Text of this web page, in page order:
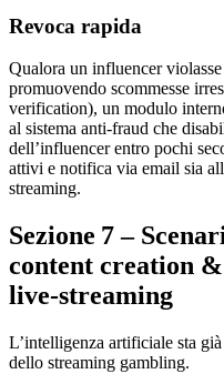
Revoca rapida
Qualora un influencer
promuovendo scommesse
verification), un modulo
al sistema anti‑fraud che
dell’influencer entro pochi
attivi e notifica via email sia
streaming.
Sezione 7 –
content creation
live‑streaming
L’intelligenza artificiale sta
dello streaming gambling.